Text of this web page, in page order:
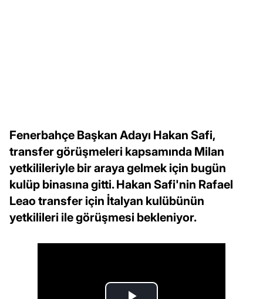
Fenerbahçe Başkan Adayı Hakan Safi,
transfer görüşmeleri kapsamında Milan
yetkilileriyle bir araya gelmek için bugün
kulüp binasına gitti. Hakan Safi'nin Rafael
Leao transfer için İtalyan kulübünün
yetkilileri ile görüşmesi bekleniyor.